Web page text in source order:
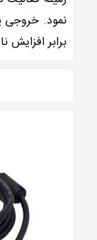
برابر